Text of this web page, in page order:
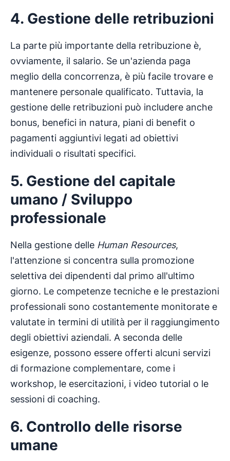
4. Gestione delle retribuzioni
La parte più importante della retribuzione è,
ovviamente, il salario. Se un'azienda paga
meglio della concorrenza, è più facile trovare e
mantenere personale qualificato. Tuttavia, la
gestione delle retribuzioni può includere anche
bonus, benefici in natura, piani di benefit o
pagamenti aggiuntivi legati ad obiettivi
individuali o risultati specifici.
5. Gestione del capitale
umano / Sviluppo
professionale
Nella gestione delle Human Resources,
l'attenzione si concentra sulla promozione
selettiva dei dipendenti dal primo all'ultimo
giorno. Le competenze tecniche e le prestazioni
professionali sono costantemente monitorate e
valutate in termini di utilità per il raggiungimento
degli obiettivi aziendali. A seconda delle
esigenze, possono essere offerti alcuni servizi
di formazione complementare, come i
workshop, le esercitazioni, i video tutorial o le
sessioni di coaching.
6. Controllo delle risorse
umane